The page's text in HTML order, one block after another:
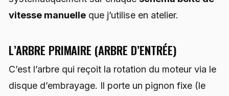
vitesse manuelle que j’utilise en atelier.
L’ARBRE PRIMAIRE (ARBRE D’ENTRÉE)
C’est l’arbre qui reçoit la rotation du moteur via le
disque d’embrayage. Il porte un pignon fixe (le